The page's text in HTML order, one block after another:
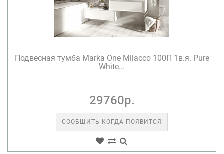
Подвесная тумба Marka One Milacco 100П 1в.я. Pure
White...
29760р.
СООБЩИТЬ КОГДА ПОЯВИТСЯ